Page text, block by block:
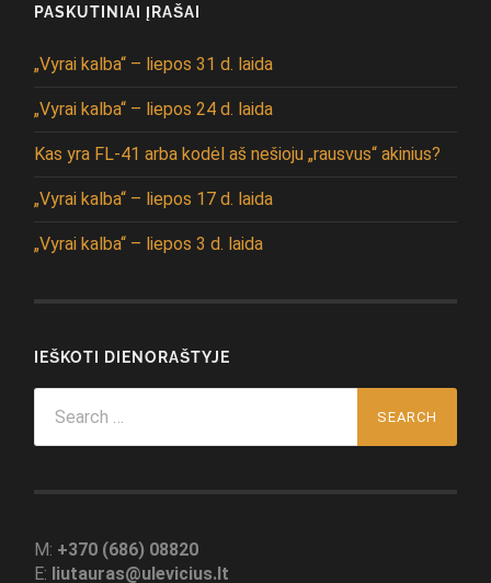
PASKUTINIAI ĮRAŠAI
„Vyrai kalba“ – liepos 31 d. laida
„Vyrai kalba“ – liepos 24 d. laida
Kas yra FL-41 arba kodėl aš nešioju „rausvus“ akinius?
„Vyrai kalba“ – liepos 17 d. laida
„Vyrai kalba“ – liepos 3 d. laida
IEŠKOTI DIENORAŠTYJE
for:
M: +370 (686) 08820
E: liutauras@ulevicius.lt